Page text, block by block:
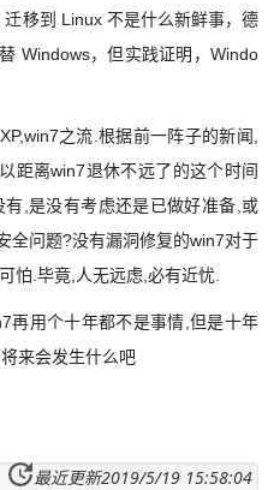
移到 Linux 不是什么新鲜事，德
Windows，但实践证明，Windo
之流.根据前一阵子的新闻,
距离win7退休不远了的这个时间
,是没有考虑还是已做好准备,或
全问题?没有漏洞修复的win7对于
怕.毕竟,人无远虑,必有近忧.
再用个十年都不是事情,但是十年
来会发生什么吧
最近更新2019/5/19 15:58:04